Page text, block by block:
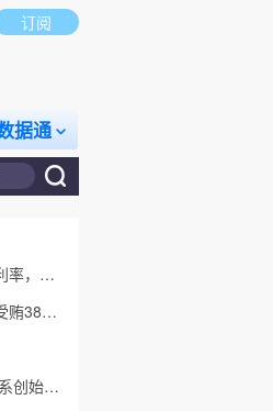
订阅
据通
财经早知道｜部分银行房贷利率，降至“2字头
特稿｜国航原党委书记樊澄受贿3847万元二审待宣判 否认大多数指控
艾路明及多名股东被拘 当代系创始人因何此时被清算